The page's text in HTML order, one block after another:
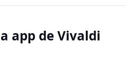
app de Vivaldi